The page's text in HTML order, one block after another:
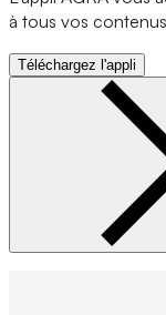
à tous vos
Téléchargez l'appli